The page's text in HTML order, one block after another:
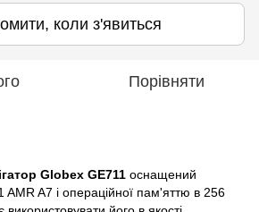
коли з'явиться
Порівняти
Globex GE711 оснащений
A7 і операційної пам'яттю в 256